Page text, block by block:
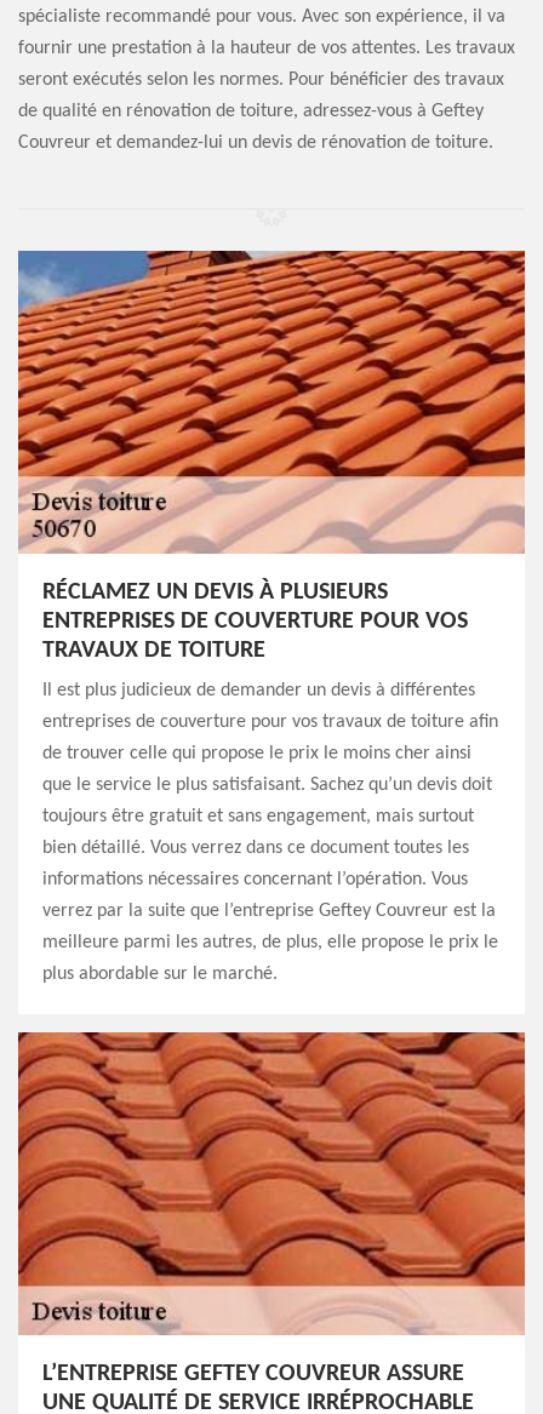
spécialiste recommandé pour vous. Avec son expérience, il va
fournir une prestation à la hauteur de vos attentes. Les travaux
seront exécutés selon les normes. Pour bénéficier des travaux
de qualité en rénovation de toiture, adressez-vous à Geftey
Couvreur et demandez-lui un devis de rénovation de toiture.
RÉCLAMEZ UN DEVIS À PLUSIEURS
ENTREPRISES DE COUVERTURE POUR VOS
TRAVAUX DE TOITURE
Il est plus judicieux de demander un devis à différentes
entreprises de couverture pour vos travaux de toiture afin
de trouver celle qui propose le prix le moins cher ainsi
que le service le plus satisfaisant. Sachez qu’un devis doit
toujours être gratuit et sans engagement, mais surtout
bien détaillé. Vous verrez dans ce document toutes les
informations nécessaires concernant l’opération. Vous
verrez par la suite que l’entreprise Geftey Couvreur est la
meilleure parmi les autres, de plus, elle propose le prix le
plus abordable sur le marché.
L’ENTREPRISE GEFTEY COUVREUR ASSURE
UNE QUALITÉ DE SERVICE IRRÉPROCHABLE